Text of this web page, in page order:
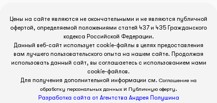
Цены на сайте являются не окончательными и не являются публичной
офертой, определяемой положениями статей 437 и 435 Гражданского
кодекса Российской Федерации.
Данный веб-сайт использует cookie-файлы в целях предоставления
вам лучшего пользовательского опыта на нашем сайте. Продолжая
использовать данный сайт, вы соглашаетесь с использованием нами
cookie-файлов.
Для получения дополнительной информации см. Соглашение на
обработку персональных данныхи Публичную оферту.
Разработка сайта от Агентства Андрея Полушина